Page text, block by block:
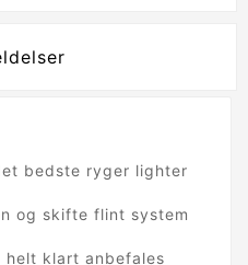
bedste ryger lighter
og skifte flint system
helt klart anbefales